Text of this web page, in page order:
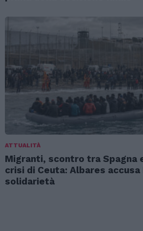
ATTUALITÀ
Migranti, scontro tra Spagna
crisi di Ceuta: Albares accusa
solidarietà